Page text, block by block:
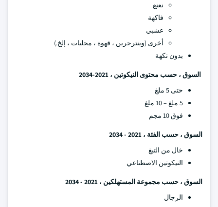
نعنع
فاكهة
عشبي
أخرى (وينترجرين ، قهوة ، محليات ، إلخ.)
بدون نكهة
السوق ، حسب محتوى النيكوتين ، 2021-2034
حتى 5 ملغ
5 ملغ – 10 ملغ
فوق 10 مجم
السوق ، حسب الفئة ، 2021 - 2034
خال من التبغ
النيكوتين الاصطناعي
السوق ، حسب مجموعة المستهلكين ، 2021 - 2034
الرجال